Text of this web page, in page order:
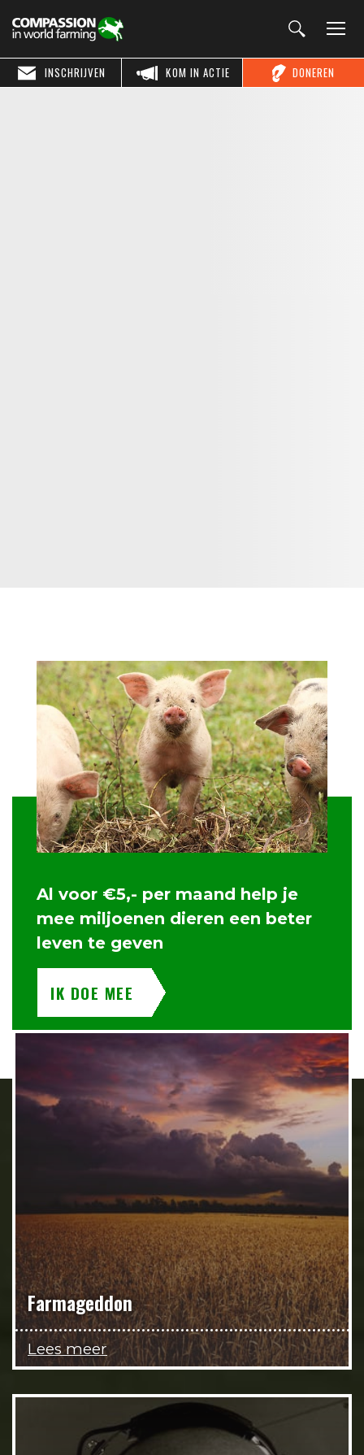
DONEREN
KOM IN ACTIE
INSCHRIJVEN
Al voor €5,- per maand help je
mee miljoenen dieren een beter
leven te geven
IK DOE MEE
Farmageddon
Lees meer